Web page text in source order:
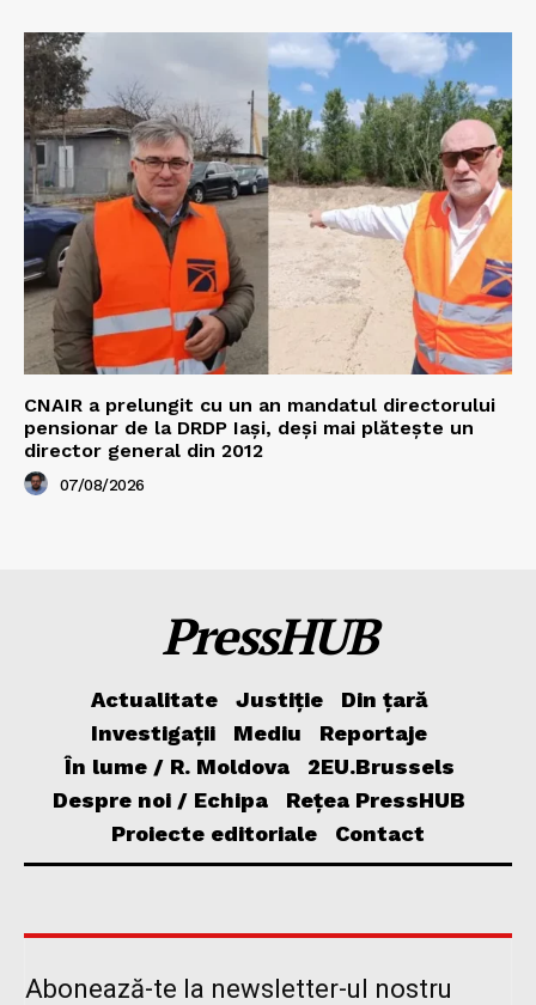
CNAIR a prelungit cu un an mandatul directorului
pensionar de la DRDP Iași, deși mai plătește un
director general din 2012
07/08/2026
PressHUB
Actualitate Justiție
Din țară
Investigații
Mediu
Reportaje
În lume / R. Moldova
2EU.Brussels
Despre noi / Echipa
Rețea PressHUB
Proiecte editoriale
Contact
Abonează-te la newsletter-ul nostru